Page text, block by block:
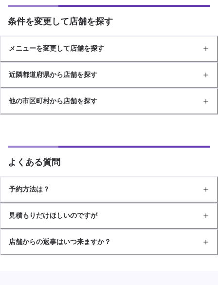
条件を変更して店舗を探す
メニューを変更して店舗を探す
近隣都道府県から店舗を探す
他の市区町村から店舗を探す
よくある質問
予約方法は？
見積もりだけほしいのですが
店舗からの返事はいつ来ますか？